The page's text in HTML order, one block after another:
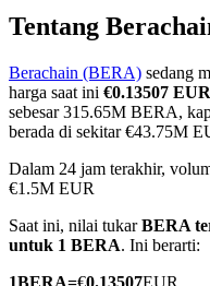
COIN-M Berjangka
TradFi
Tentang
Berachain (BERA) sedang
harga saat ini €0.13507
sebesar 315.65M BERA,
berada di sekitar €43.75M
Dalam 24 jam terakhir,
€1.5M EUR
Saat ini, nilai tukarBERA
untuk 1 BERA. Ini berarti: